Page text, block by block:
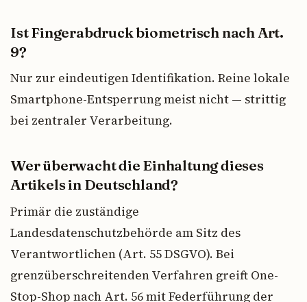
Ist Fingerabdruck biometrisch nach Art.
9?
Nur zur eindeutigen Identifikation. Reine lokale
Smartphone-Entsperrung meist nicht — strittig
bei zentraler Verarbeitung.
Wer überwacht die Einhaltung dieses
Artikels in Deutschland?
Primär die zuständige
Landesdatenschutzbehörde am Sitz des
Verantwortlichen (Art. 55 DSGVO). Bei
grenzüberschreitenden Verfahren greift One-
Stop-Shop nach Art. 56 mit Federführung der